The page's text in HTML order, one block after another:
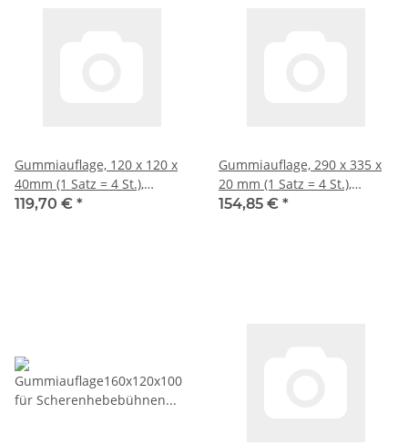
Gummiauflage, 120 x 120 x
40mm (1 Satz = 4 St.),
HERRMANN
119,70 € *
Gummiauflage, 290 x 335 x
20 mm (1 Satz = 4 St.),
HERRMANN
154,85 € *